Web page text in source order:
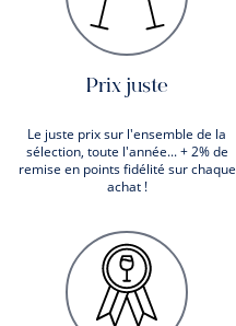
Prix juste
Le juste prix sur l'ensemble de la
sélection, toute l'année... + 2% de
remise en points fidélité sur chaque
achat !